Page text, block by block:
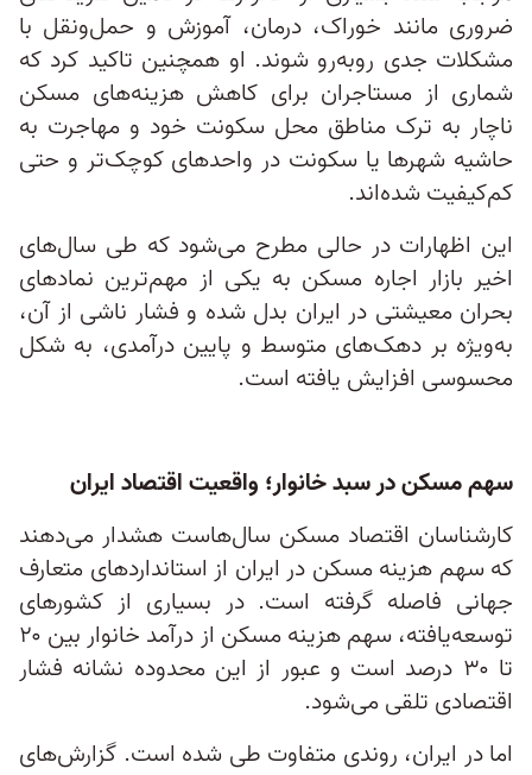
ضروری مانند خوراک، درمان، آموزش و حمل‌ونقل با
مشکلات جدی روبه‌رو شوند. او همچنین تاکید کرد که
شماری از مستاجران برای کاهش هزینه‌های مسکن
ناچار به ترک مناطق محل سکونت خود و مهاجرت به
حاشیه شهرها یا سکونت در واحدهای کوچک‌تر و حتی
کم‌کیفیت شده‌اند.
این اظهارات در حالی مطرح می‌شود که طی سال‌های
اخیر بازار اجاره مسکن به یکی از مهم‌ترین نمادهای
بحران معیشتی در ایران بدل شده و فشار ناشی از آن،
به‌ویژه بر دهک‌های متوسط و پایین درآمدی، به شکل
محسوسی افزایش یافته است.
سهم مسکن در سبد خانوار؛ واقعیت اقتصاد ایران
کارشناسان اقتصاد مسکن سال‌هاست هشدار می‌دهند
که سهم هزینه مسکن در ایران از استانداردهای متعارف
جهانی فاصله گرفته است. در بسیاری از کشورهای
توسعه‌یافته، سهم هزینه مسکن از درآمد خانوار بین ۲۰
تا ۳۰ درصد است و عبور از این محدوده نشانه فشار
اقتصادی تلقی می‌شود.
اما در ایران، روندی متفاوت طی شده است. گزارش‌های